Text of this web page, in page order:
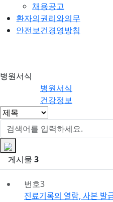
채용공고
환자의권리와의무
안전보건경영방침
식
병원서식
병원서식
건강정보
게시물 3
번호3
진료기록의 열람, 사본